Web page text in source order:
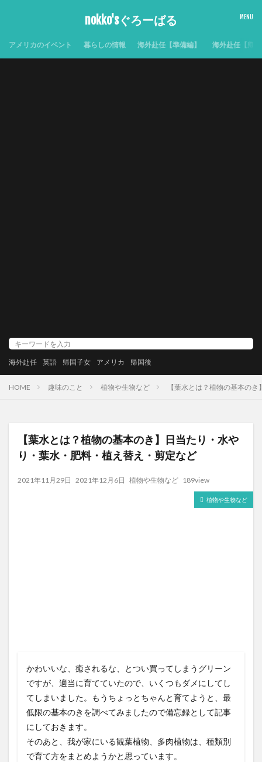
nokko'sぐろーばる
アメリカのイベント 暮らしの情報 海外赴任【準備編】 海外赴任【帰
海外赴任 英語 帰国子女 アメリカ 帰国後
HOME 趣味のこと 植物や生物など 【葉水とは？植物の基本の
【葉水とは？植物の基本のき】日当たり・水や
り・葉水・肥料・植え替え・剪定など
2021年11月29日 2021年12月6日 植物や生物など 189view
植物や生物など
かわいいな、癒されるな、とつい買ってしまうグリーン
ですが、適当に育てていたので、いくつもダメにしてし
てしまいました。もうちょっとちゃんと育てようと、最
低限の基本のきを調べてみましたので備忘録として記事
にしておきます。
そのあと、我が家にいる観葉植物、多肉植物は、種類別
で育て方をまとめようかと思っています。